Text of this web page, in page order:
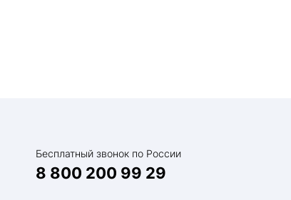
Бесплатный звонок по России
8 800 200 99 29